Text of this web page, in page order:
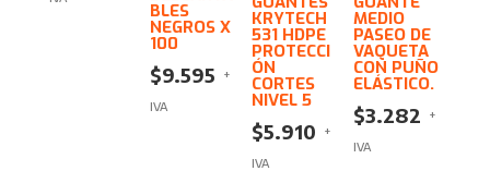
BLES
NEGROS X
100
$9.595 +
IVA
KRYTECH
531 HDPE
PROTECCI
ÓN
CORTES
NIVEL 5
$5.910 +
IVA
MEDIO
PASEO DE
VAQUETA
CON PUÑO
ELÁSTICO.
$3.282 +
IVA